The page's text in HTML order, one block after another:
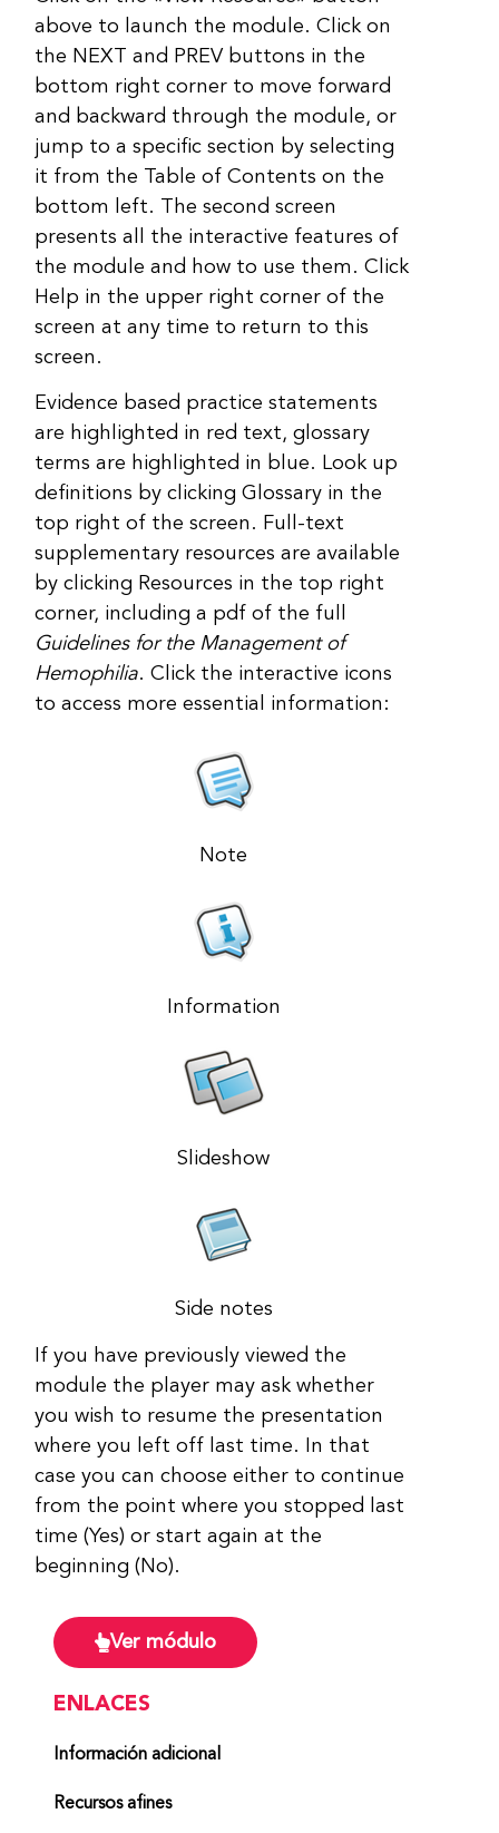
Ver módulo
ENLACES
Información adicional
Recursos afines
above to launch the module. Click on
the NEXT and PREV buttons in the
bottom right corner to move forward
and backward through the module, or
jump to a specific section by selecting
it from the Table of Contents on the
bottom left. The second screen
presents all the interactive features of
the module and how to use them. Click
Help in the upper right corner of the
screen at any time to return to this
screen.
Evidence based practice statements
are highlighted in red text, glossary
terms are highlighted in blue. Look up
definitions by clicking Glossary in the
top right of the screen. Full-text
supplementary resources are available
by clicking Resources in the top right
corner, including a pdf of the full
Guidelines for the Management of
Hemophilia. Click the interactive icons
to access more essential information:
Note
Information
Slideshow
Side notes
If you have previously viewed the
module the player may ask whether
you wish to resume the presentation
where you left off last time. In that
case you can choose either to continue
from the point where you stopped last
time (Yes) or start again at the
beginning (No).